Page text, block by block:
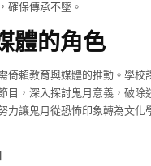
確保傳承不墜。
體的角色
倚賴教育與媒體的推動。學
目，深入探討鬼月意義，破
力讓鬼月從恐怖印象轉為文